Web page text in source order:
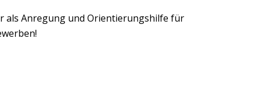
als Anregung und Orientierungshilfe für